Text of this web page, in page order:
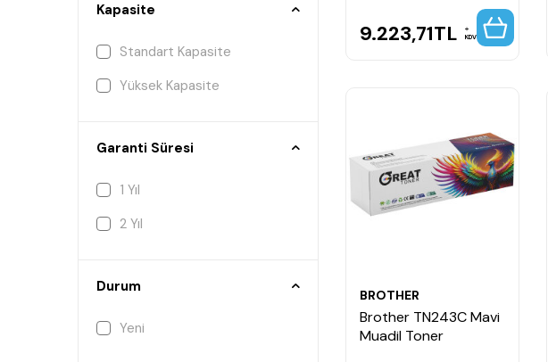
Kapasite
Standart Kapasite
Yüksek Kapasite
Garanti Süresi
1 Yıl
2 Yıl
Durum
Yeni
9.223,71TL KDV
BROTHER
Brother TN243C Mavi
Muadil Toner